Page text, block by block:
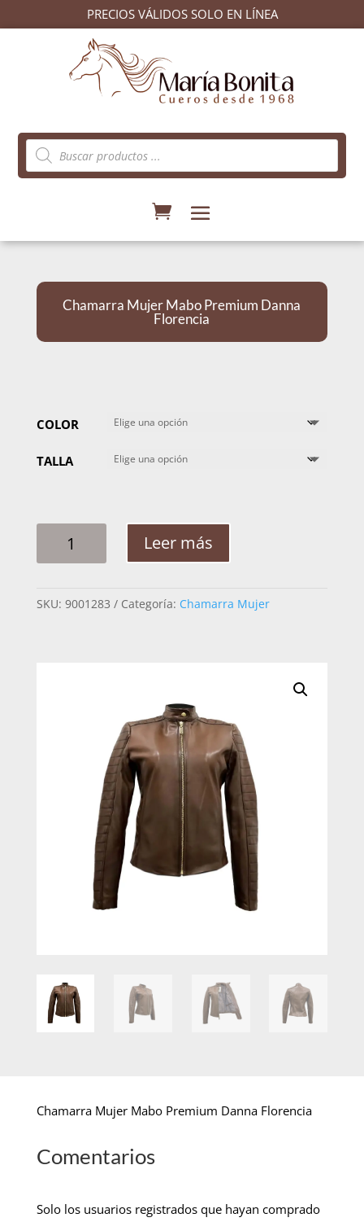
PRECIOS VÁLIDOS SOLO EN LÍNEA
Búsqueda
de
productos
Chamarra Mujer Mabo Premium Danna
Florencia
COLOR
TALLA
MUJER
DANNA
Leer más
SKU: 9001283 Categoría: Chamarra Mujer
Chamarra Mujer Mabo Premium Danna Florencia
Comentarios
Solo los usuarios registrados que hayan comprado